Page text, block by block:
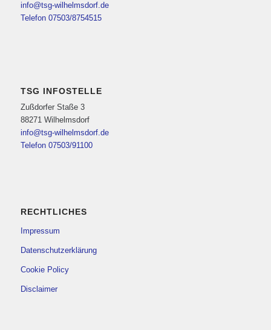
info@tsg-wilhelmsdorf.de
Telefon 07503/8754515
TSG INFOSTELLE
Zußdorfer Staße 3
88271 Wilhelmsdorf
info@tsg-wilhelmsdorf.de
Telefon 07503/91100
RECHTLICHES
Impressum
Datenschutzerklärung
Cookie Policy
Disclaimer